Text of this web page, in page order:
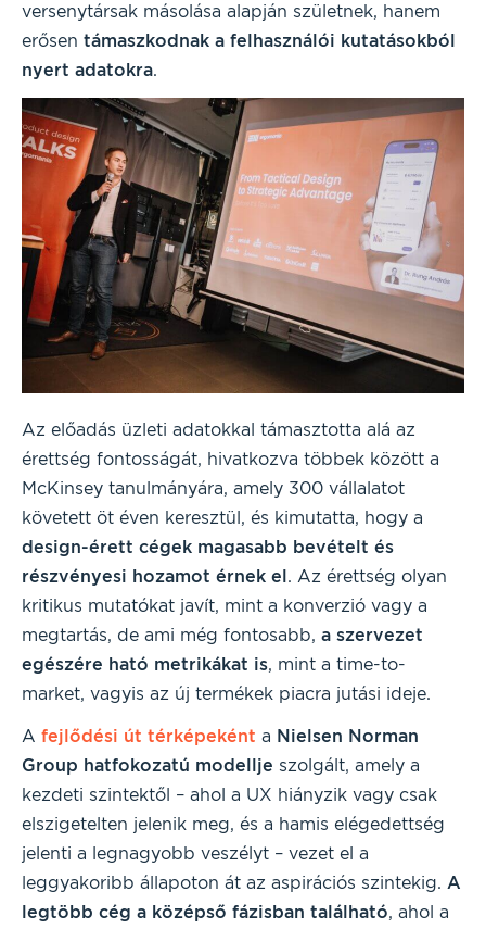
versenytársak másolása alapján születnek, hanem
erősen támaszkodnak a felhasználói kutatásokból
nyert adatokra.
Az előadás üzleti adatokkal támasztotta alá az
érettség fontosságát, hivatkozva többek között a
McKinsey tanulmányára, amely 300 vállalatot
követett öt éven keresztül, és kimutatta, hogy a
design-érett cégek magasabb bevételt és
részvényesi hozamot érnek el. Az érettség olyan
kritikus mutatókat javít, mint a konverzió vagy a
megtartás, de ami még fontosabb, a szervezet
egészére ható metrikákat is, mint a time-to-
market, vagyis az új termékek piacra jutási ideje.
A fejlődési út térképeként a Nielsen Norman
Group hatfokozatú modellje szolgált, amely a
kezdeti szintektől – ahol a UX hiányzik vagy csak
elszigetelten jelenik meg, és a hamis elégedettség
jelenti a legnagyobb veszélyt – vezet el a
leggyakoribb állapoton át az aspirációs szintekig. A
legtöbb cég a középső fázisban található, ahol a